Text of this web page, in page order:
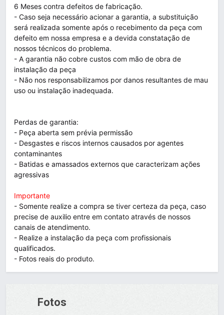
6 Meses contra defeitos de fabricação.
- Caso seja necessário acionar a garantia, a substituição
será realizada somente após o recebimento da peça com
defeito em nossa empresa e a devida constatação de
nossos técnicos do problema.
- A garantia não cobre custos com mão de obra de
instalação da peça
- Não nos responsabilizamos por danos resultantes de mau
uso ou instalação inadequada.
Perdas de garantia:
- Peça aberta sem prévia permissão
- Desgastes e riscos internos causados por agentes
contaminantes
- Batidas e amassados externos que caracterizam ações
agressivas
Importante
- Somente realize a compra se tiver certeza da peça, caso
precise de auxilio entre em contato através de nossos
canais de atendimento.
- Realize a instalação da peça com profissionais
qualificados.
- Fotos reais do produto.
Fotos